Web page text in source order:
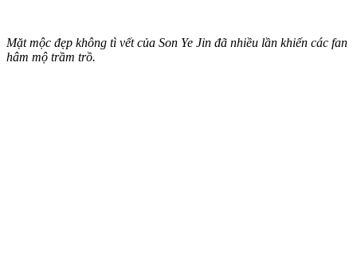
Mặt mộc đẹp không tì vết của Son Ye Jin đã nhiều lần khiến các fan
hâm mộ trầm trồ.